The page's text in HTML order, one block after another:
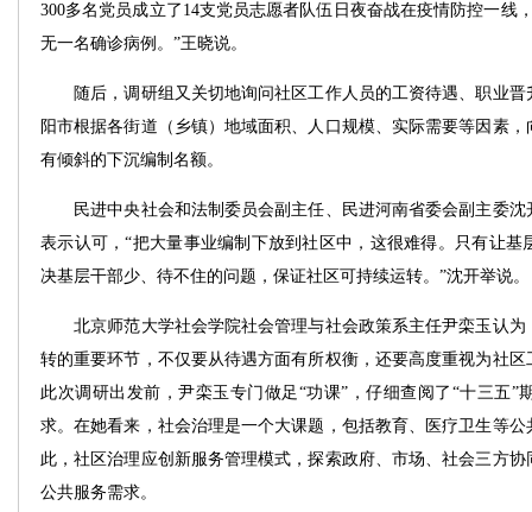
300多名党员成立了14支党员志愿者队伍日夜奋战在疫情防控一线
无一名确诊病例。”王晓说。
随后，调研组又关切地询问社区工作人员的工资待遇、职业晋
阳市根据各街道（乡镇）地域面积、人口规模、实际需要等因素
有倾斜的下沉编制名额。
民进中央社会和法制委员会副主任、民进河南省委会副主委沈
表示认可，“把大量事业编制下放到社区中，这很难得。只有让基
决基层干部少、待不住的问题，保证社区可持续运转。”沈开举说。
北京师范大学社会学院社会管理与社会政策系主任尹栾玉认为
转的重要环节，不仅要从待遇方面有所权衡，还要高度重视为社
此次调研出发前，尹栾玉专门做足“功课”，仔细查阅了“十三五”
求。在她看来，社会治理是一个大课题，包括教育、医疗卫生等
此，社区治理应创新服务管理模式，探索政府、市场、社会三方
公共服务需求。